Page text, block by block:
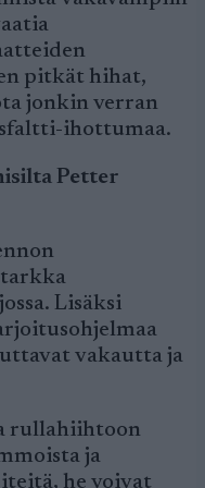
pitkät hihat,
jonkin verran
ihottumaa.
Petter
Lisäksi
vakautta ja
rullahiihtoon
ja
he voivat